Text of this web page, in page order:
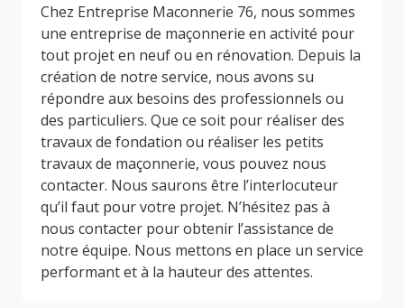
Chez Entreprise Maconnerie 76, nous sommes
une entreprise de maçonnerie en activité pour
tout projet en neuf ou en rénovation. Depuis la
création de notre service, nous avons su
répondre aux besoins des professionnels ou
des particuliers. Que ce soit pour réaliser des
travaux de fondation ou réaliser les petits
travaux de maçonnerie, vous pouvez nous
contacter. Nous saurons être l’interlocuteur
qu’il faut pour votre projet. N’hésitez pas à
nous contacter pour obtenir l’assistance de
notre équipe. Nous mettons en place un service
performant et à la hauteur des attentes.